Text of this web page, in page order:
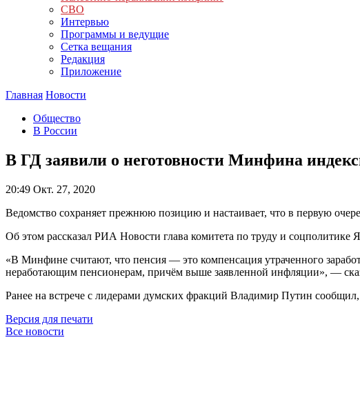
СВО
Интервью
Программы и ведущие
Сетка вещания
Редакция
Приложение
Главная Новости
Общество
В России
В ГД заявили о неготовности Минфина
20:49 Окт. 27, 2020
Ведомство сохраняет прежнюю позицию и настаивает, что в первую
Об этом рассказал РИА Новости глава комитета по труду и
«В Минфине считают, что пенсия — это компенсация утраченного
неработающим пенсионерам, причём выше заявленной инфляции», —
Ранее на встрече с лидерами думских фракций Владимир Путин
Версия для печати
Все новости